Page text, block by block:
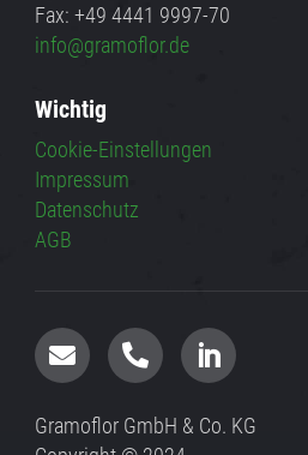
Fax: +49 4441 9997-70
info@gramoflor.de
Wichtig
Cookie-Einstellungen
Impressum
Datenschutz
AGB
  
Gramoflor GmbH & Co. KG